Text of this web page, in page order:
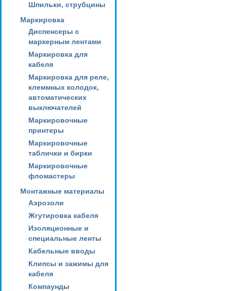
Шпильки, струбцины
Маркировка
Диспенсеры с
маркерным лентами
Маркировка для
кабеля
Маркировка для реле,
клеммных колодок,
автоматических
выключателей
Маркировочные
принтеры
Маркировочные
таблички и бирки
Маркировочные
фломастеры
Монтажные материалы
Аэрозоли
Жгутировка кабеля
Изоляционные и
специальные ленты
Кабельные вводы
Клипсы и зажимы для
кабеля
Компаунды